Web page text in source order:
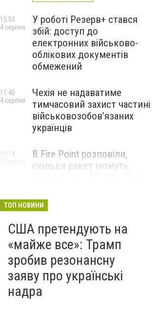
У роботі Резерв+ стався
збій: доступ до
електронних військово-
облікових документів
обмежений
15:50
4 серпня
Чехія не надаватиме
тимчасовий захист частині
військовозобов’язаних
українців
11:40
4 серпня
В Fire Point розповіли,
скільки ракет можуть
10:18
ТОП НОВИНИ
США претендують на
«майже все»: Трамп
зробив резонансну
заяву про українські
надра